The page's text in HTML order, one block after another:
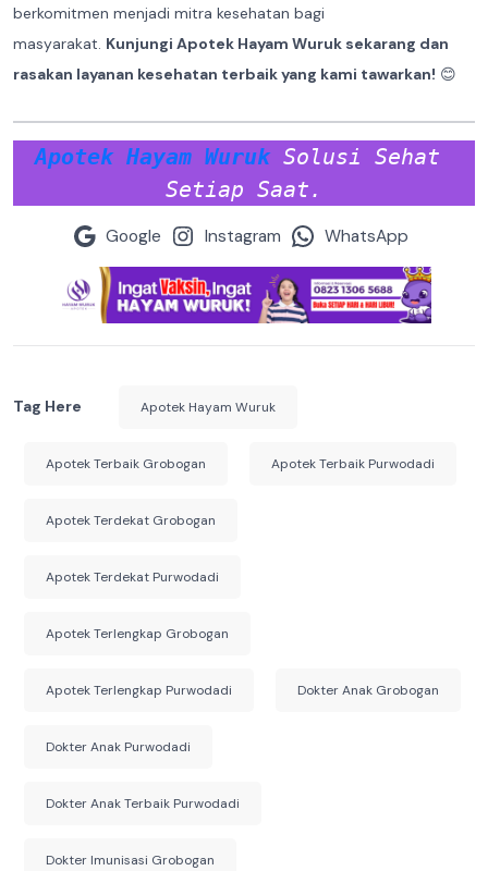
berkomitmen menjadi mitra kesehatan bagi
masyarakat. Kunjungi Apotek Hayam Wuruk sekarang dan
rasakan layanan kesehatan terbaik yang kami tawarkan! 😊
Apotek Hayam Wuruk Solusi Sehat
Setiap Saat.
Google Instagram WhatsApp
Tag Here Apotek Hayam Wuruk
Apotek Terbaik Grobogan Apotek Terbaik Purwodadi
Apotek Terdekat Grobogan
Apotek Terdekat Purwodadi
Apotek Terlengkap Grobogan
Apotek Terlengkap Purwodadi Dokter Anak Grobogan
Dokter Anak Purwodadi
Dokter Anak Terbaik Purwodadi
Dokter Imunisasi Grobogan